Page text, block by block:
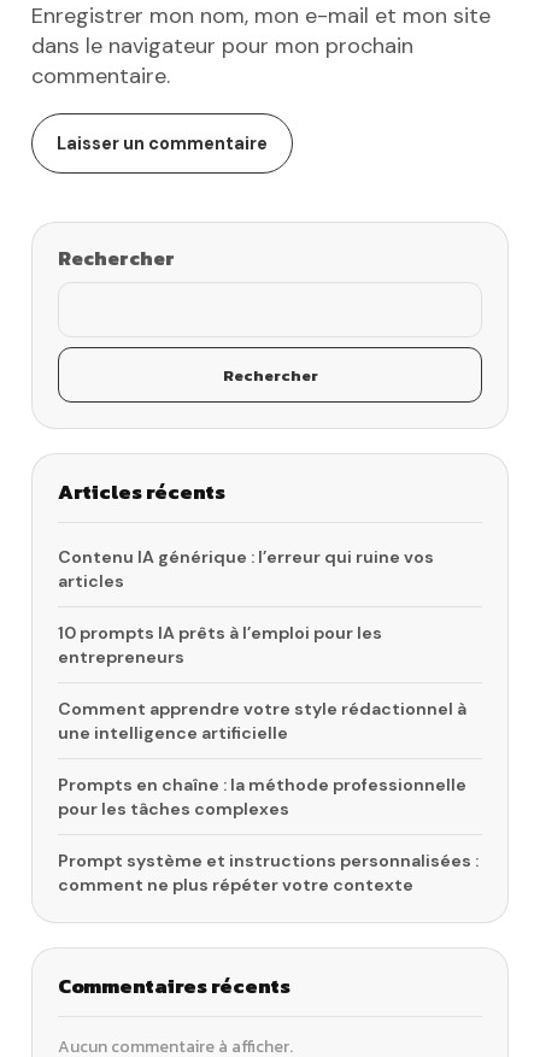
Enregistrer mon nom, mon e-mail et mon site
dans le navigateur pour mon prochain
commentaire.
Rechercher
Rechercher
Articles récents
Contenu IA générique : l’erreur qui ruine vos
articles
10 prompts IA prêts à l’emploi pour les
entrepreneurs
Comment apprendre votre style rédactionnel à
une intelligence artificielle
Prompts en chaîne : la méthode professionnelle
pour les tâches complexes
Prompt système et instructions personnalisées :
comment ne plus répéter votre contexte
Commentaires récents
Aucun commentaire à afficher.